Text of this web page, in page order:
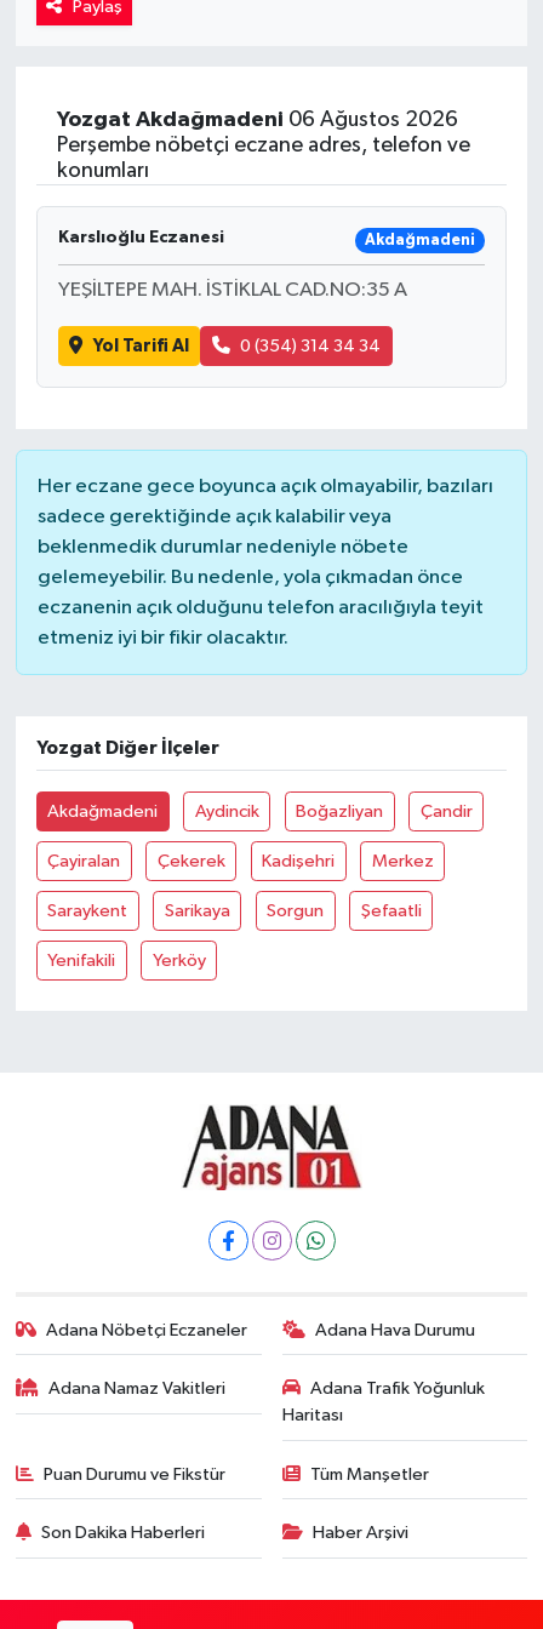
Paylaş
Yozgat Akdağmadeni 06 Ağustos 2026
Perşembe nöbetçi eczane adres, telefon ve
konumları
Karslıoğlu Eczanesi Akdağmadeni
YEŞİLTEPE MAH. İSTİKLAL CAD.NO:35 A
Yol Tarifi Al 0 (354) 314 34 34
Her eczane gece boyunca açık olmayabilir, bazıları
sadece gerektiğinde açık kalabilir veya
beklenmedik durumlar nedeniyle nöbete
gelemeyebilir. Bu nedenle, yola çıkmadan önce
eczanenin açık olduğunu telefon aracılığıyla teyit
etmeniz iyi bir fikir olacaktır.
Yozgat Diğer İlçeler
Akdağmadeni Aydincik Boğazliyan Çandir
Çayiralan Çekerek Kadişehri Merkez
Saraykent Sarikaya Sorgun Şefaatli
Yenifakili Yerköy
Adana Nöbetçi Eczaneler Adana Hava Durumu
Adana Namaz Vakitleri
Adana Trafik Yoğunluk
Haritası
Puan Durumu ve Fikstür Tüm Manşetler
Son Dakika Haberleri Haber Arşivi
Yaşam